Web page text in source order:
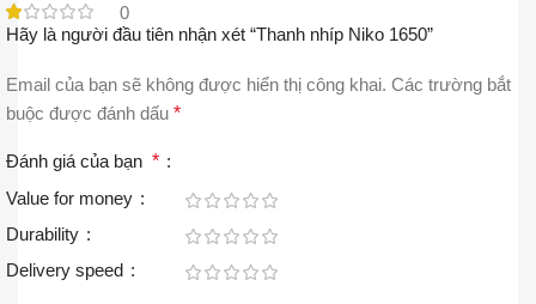
0
Hãy là người đầu tiên nhận xét “Thanh nhíp Niko 1650”
Email của bạn sẽ không được hiển thị công khai. Các trường bắt
buộc được đánh dấu *
Đánh giá của bạn *
Value for money
Durability
Delivery speed